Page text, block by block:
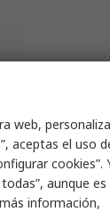
web,
aceptas el uso
cookies”.
aunque es
información,